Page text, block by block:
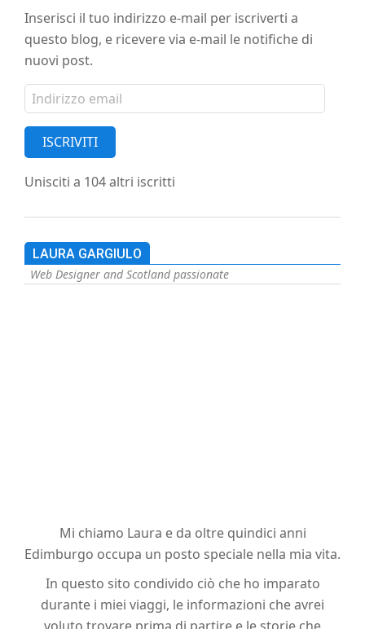
Inserisci il tuo indirizzo e-mail per iscriverti a
questo blog, e ricevere via e-mail le notifiche di
nuovi post.
Indirizzo
email
ISCRIVITI
Unisciti a 104 altri iscritti
LAURA GARGIULO
Web Designer and Scotland passionate
Mi chiamo Laura e da oltre quindici anni
Edimburgo occupa un posto speciale nella mia vita.
In questo sito condivido ciò che ho imparato
durante i miei viaggi, le informazioni che avrei